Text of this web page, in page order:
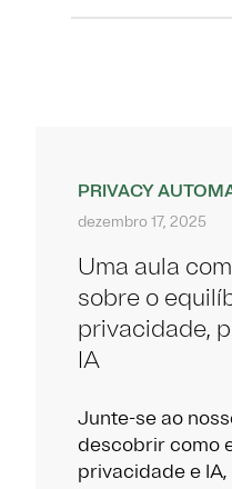
PRIVACY
dezembro 17, 2025
Uma aula
sobre o
privacidade,
IA
Junte-se ao
descobrir como
privacidade e